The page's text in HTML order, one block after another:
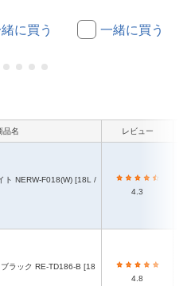
に買う 一緒に買う
品名 レビュー
4.3
4.8